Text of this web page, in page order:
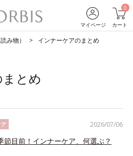
マイページ
0
カート
み物） インナーケアのまとめ
とめ
2026/07/06
ア
節目前！インナーケア、何選ぶ？